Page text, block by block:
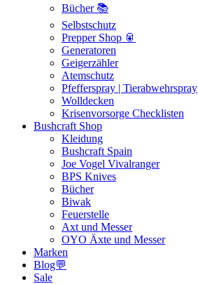
Bücher 📚
Selbstschutz
Prepper Shop 🥫
Generatoren
Geigerzähler
Atemschutz
Pfefferspray | Tierabwehrspray
Wolldecken
Krisenvorsorge Checklisten
Bushcraft Shop
Kleidung
Bushcraft Spain
Joe Vogel Vivalranger
BPS Knives
Bücher
Biwak
Feuerstelle
Axt und Messer
OYO Äxte und Messer
Marken
Blog💬
Sale